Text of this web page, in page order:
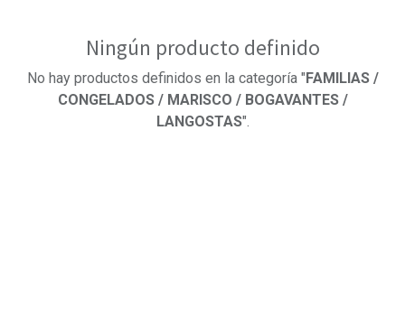
Ningún producto definido
No hay productos definidos en la categoría " FAMILIAS /
CONGELADOS / MARISCO / BOGAVANTES /
LANGOSTAS".